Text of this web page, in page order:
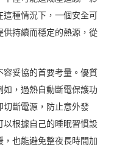
種情況下，一個安全可
持續而穩定的熱源，從
容妥協的首要考量。優質
如，過熱自動斷電保護功
切斷電源，防止意外發
以根據自己的睡眠習慣設
也能避免整夜長時間加